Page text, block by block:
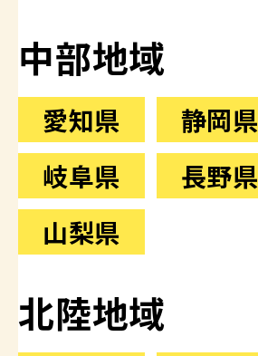
中部地域
愛知県
静岡県
岐阜県
長野県
山梨県
北陸地域